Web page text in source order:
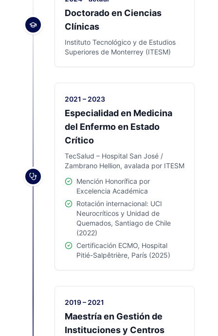
Doctorado en Ciencias
Clínicas
Instituto Tecnológico y de Estudios
Superiores de Monterrey (ITESM)
2021 – 2023
Especialidad en Medicina
del Enfermo en Estado
Crítico
TecSalud – Hospital San José /
Zambrano Hellion, avalada por ITESM
Mención Honorífica por
Excelencia Académica
Rotación internacional: UCI
Neurocríticos y Unidad de
Quemados, Santiago de Chile
(2022)
Certificación ECMO, Hospital
Pitié-Salpêtrière, París (2025)
2019 – 2021
Maestría en Gestión de
Instituciones y Centros